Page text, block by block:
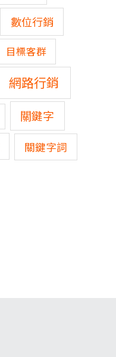
數位行銷
目標客群
網路行銷
關鍵字
關鍵字詞